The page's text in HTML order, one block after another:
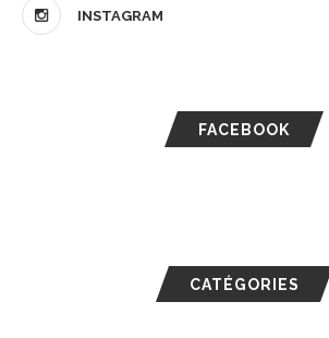
INSTAGRAM
FACEBOOK
CATÉGORIES